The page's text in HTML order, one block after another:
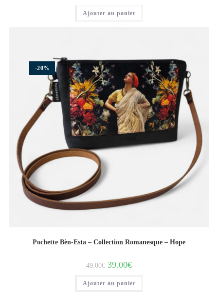
Ajouter au panier
-20%
Pochette Bèn-Esta – Collection Romanesque – Hope
49.00€ 39.00€
Ajouter au panier